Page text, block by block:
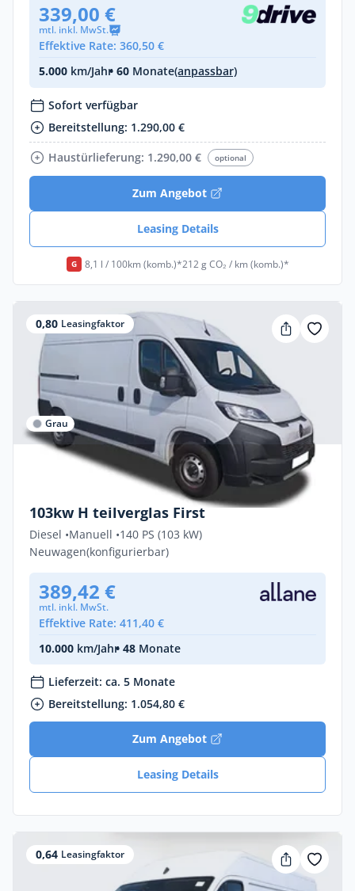
339,00 €
mtl. inkl. MwSt.
Effektive Rate: 360,50 €
5.000 km/Jahr• 60 Monate(anpassbar)
Sofort verfügbar
Bereitstellung: 1.290,00 €
Haustürlieferung: 1.290,00 €
optional
Zum Angebot
Leasing Details
G 8,1 l / 100km (komb.)*212 g CO₂ / km (komb.)*
0,80 Leasingfaktor
Grau
Gewerbe & Privat
Citroën Jumper FIRST 3,5t L3H2 Dies
103kw H teilverglas First
Diesel •Manuell •140 PS (103 kW)
Neuwagen(konfigurierbar)
389,42 €
mtl. inkl. MwSt.
Effektive Rate: 411,40 €
10.000 km/Jahr• 48 Monate
Lieferzeit: ca. 5 Monate
Bereitstellung: 1.054,80 €
Zum Angebot
Leasing Details
0,64 Leasingfaktor